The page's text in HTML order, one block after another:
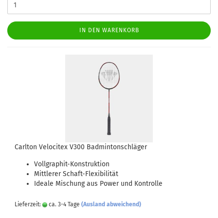
IN DEN WARENKORB
Carlton Velocitex V300 Badmintonschläger
Vollgraphit-Konstruktion
Mittlerer Schaft-Flexibilität
Ideale Mischung aus Power und Kontrolle
Lieferzeit: ca. 3-4 Tage (Ausland abweichend)